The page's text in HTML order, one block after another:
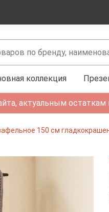
коллекция
актуальным остаткам
150 см